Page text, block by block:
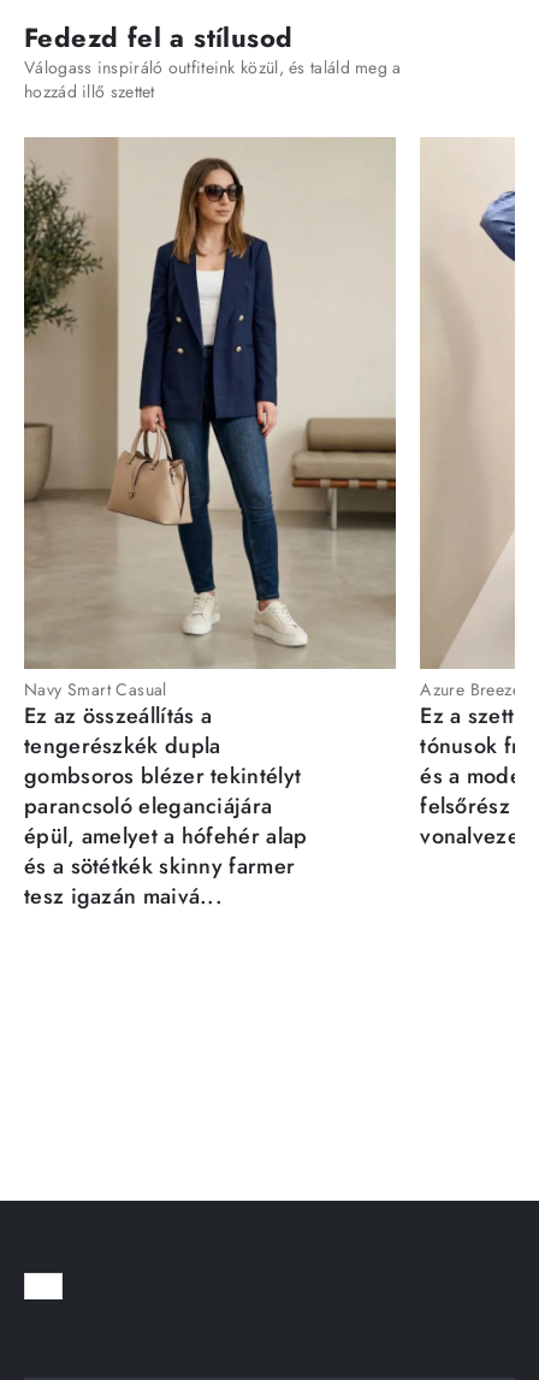
Fedezd fel a stílusod
Válogass inspiráló outfiteink közül, és találd meg a
hozzád illő szettet
Navy Smart Casual
Ez az összeállítás a
tengerészkék dupla
gombsoros blézer tekintélyt
parancsoló eleganciájára
épül, amelyet a hófehér alap
és a sötétkék skinny farmer
tesz igazán maivá...
Azure Breeze
Ez a szett
tónusok
és a
felsőrész